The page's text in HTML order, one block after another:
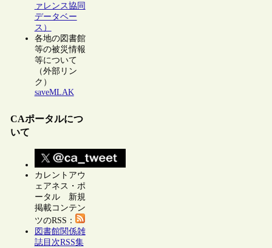
ァレンス協同
データベー
ス）
各地の図書館
等の被災情報
等について
（外部リン
ク）
saveMLAK
CAポータルにつ
いて
カレントアウ
ェアネス・ポ
ータル 新規
掲載コンテン
ツのRSS：
図書館関係雑
誌目次RSS集